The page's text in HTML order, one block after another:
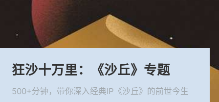
狂沙十万里：《沙丘》专题
500+分钟，带你深入经典IP《沙丘》的前世今生